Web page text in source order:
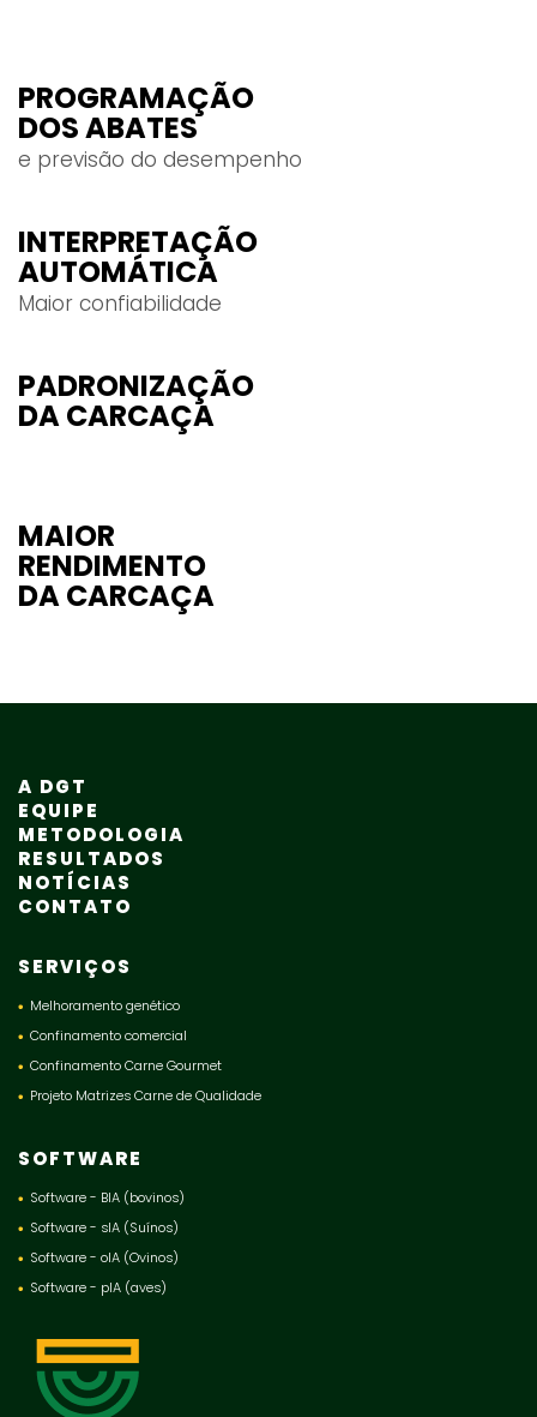
PROGRAMAÇÃO
DOS ABATES
e previsão do desempenho
INTERPRETAÇÃO
AUTOMÁTICA
Maior confiabilidade
PADRONIZAÇÃO
DA CARCAÇA
MAIOR
RENDIMENTO
DA CARCAÇA
A DGT
EQUIPE
METODOLOGIA
RESULTADOS
NOTÍCIAS
CONTATO
SERVIÇOS
Melhoramento genético
Confinamento comercial
Confinamento Carne Gourmet
Projeto Matrizes Carne de Qualidade
SOFTWARE
Software - BIA (bovinos)
Software - sIA (Suínos)
Software - oIA (Ovinos)
Software - pIA (aves)